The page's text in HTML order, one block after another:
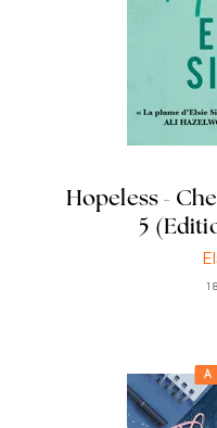
Hopeless -
5
À